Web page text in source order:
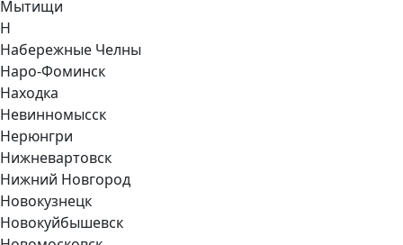
Мытищи
Н
Набережные Челны
Наро-Фоминск
Находка
Невинномысск
Нерюнгри
Нижневартовск
Нижний Новгород
Новокузнецк
Новокуйбышевск